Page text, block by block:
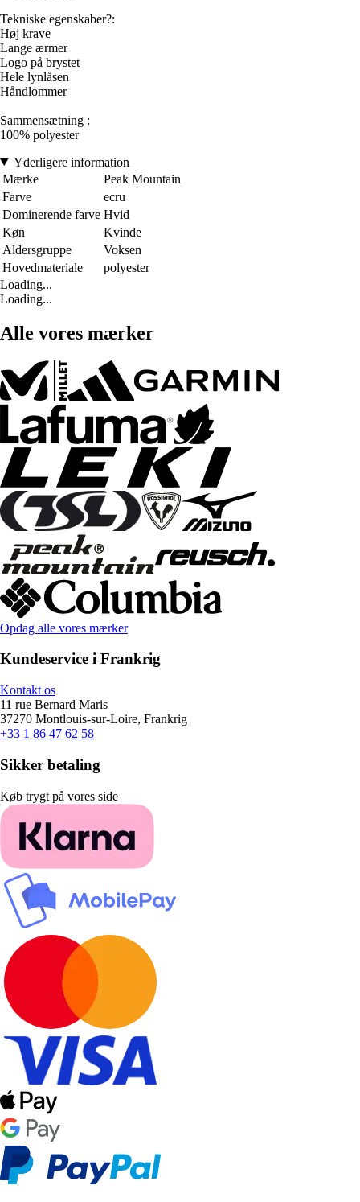
Tekniske egenskaber?:
Høj krave
Lange ærmer
Logo på brystet
Hele lynlåsen
Håndlommer
Sammensætning :
100% polyester
Yderligere information
Mærke
Peak Mountain
Farve
ecru
Dominerende farve Hvid
Køn
Kvinde
Aldersgruppe
Voksen
Hovedmateriale
polyester
Loading...
Loading...
Alle vores mærker
Opdag alle vores mærker
Kundeservice i Frankrig
Kontakt os
11 rue Bernard Maris
37270 Montlouis-sur-Loire, Frankrig
+33 1 86 47 62 58
Sikker betaling
Køb trygt på vores side